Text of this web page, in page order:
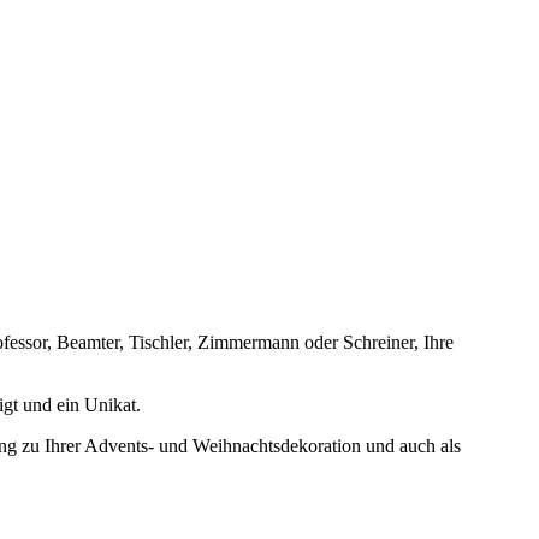
Beamter, Tischler, Zimmermann oder Schreiner, Ihre
und ein Unikat.
zu Ihrer Advents- und Weihnachtsdekoration und auch als